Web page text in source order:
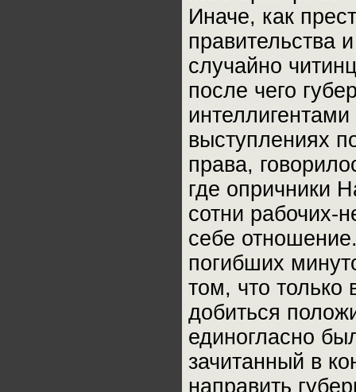
Иначе, как
правительства
случайно
после чего
выступлениях
права,
где опричники
сотни рабочих-
себе
погибших
том, что только
добиться
единогласно
зачитанный в
направить